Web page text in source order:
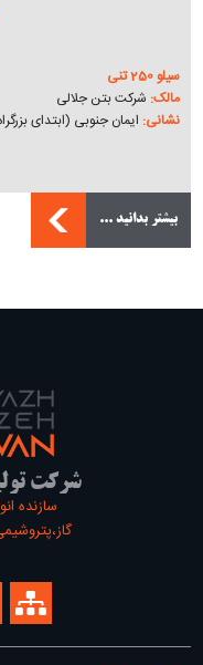
سیلو 250 تنی
مالک: شرکت بتن جلالی
نشانی: ایمان جنوبی (ابتدای
بیشتر بدانید ...
شرکت
سازنده